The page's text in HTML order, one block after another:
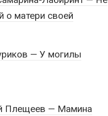
о матери своей
— У могилы
Плещеев — Мамина